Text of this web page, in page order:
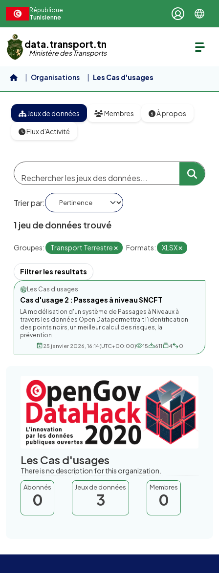
République
Tunisienne
data.transport.tn
Ministère des Transports
Organisations Les Cas d'usages
Jeux de données Membres À propos
Flux d'Activité
Trier par
1 jeu de données trouvé
Groupes: Transport Terrestre Formats: XLSX
Filtrer les resultats
Les Cas d'usages
Cas d'usage 2 : Passages à niveau SNCFT
LA modélisation d'un système de Passages à Niveaux à
travers les données Open Data permettrait l'identification
des points noirs, un meilleur calcul des risques, la
prévention...
25 janvier 2026, 16:14 (UTC+00:00) 15 611 4 0
Les Cas d'usages
There is no description for this organization.
Abonnés
0
Jeux de données
3
Membres
0